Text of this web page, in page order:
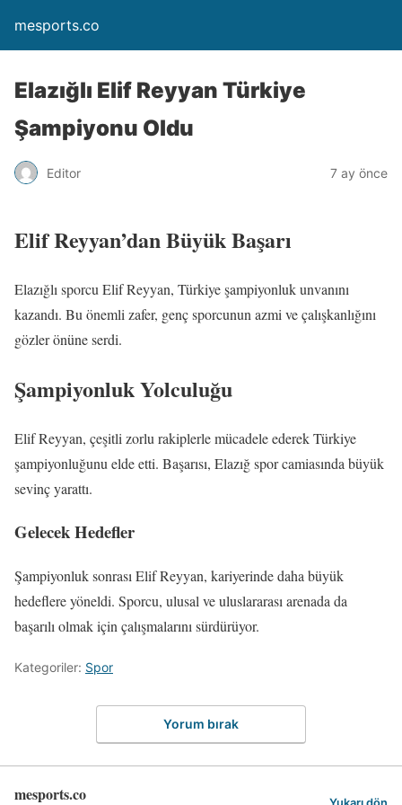
mesports.co
Elazığlı Elif Reyyan Türkiye
Şampiyonu Oldu
Editor 7 ay önce
Elif Reyyan’dan Büyük Başarı
Elazığlı sporcu Elif Reyyan, Türkiye şampiyonluk unvanını
kazandı. Bu önemli zafer, genç sporcunun azmi ve çalışkanlığını
gözler önüne serdi.
Şampiyonluk Yolculuğu
Elif Reyyan, çeşitli zorlu rakiplerle mücadele ederek Türkiye
şampiyonluğunu elde etti. Başarısı, Elazığ spor camiasında büyük
sevinç yarattı.
Gelecek Hedefler
Şampiyonluk sonrası Elif Reyyan, kariyerinde daha büyük
hedeflere yöneldi. Sporcu, ulusal ve uluslararası arenada da
başarılı olmak için çalışmalarını sürdürüyor.
Kategoriler: Spor
Yorum bırak
mesports.co